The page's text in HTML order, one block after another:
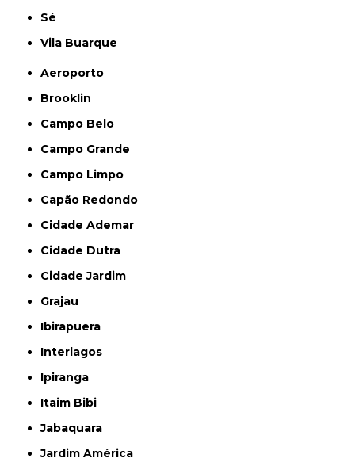
Sé
Vila Buarque
Aeroporto
Brooklin
Campo Belo
Campo Grande
Campo Limpo
Capão Redondo
Cidade Ademar
Cidade Dutra
Cidade Jardim
Grajau
Ibirapuera
Interlagos
Ipiranga
Itaim Bibi
Jabaquara
Jardim América